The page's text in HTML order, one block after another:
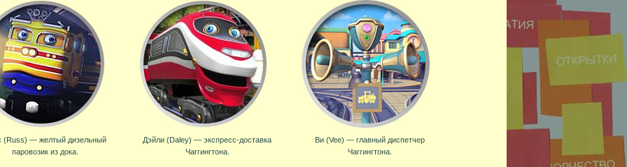
(Russ) — желтый дизельный
паровозик из дока.
Дэйли (Daley) — экспресс-доставка
Чаггингтона.
Ви (Vee) — главный диспетчер
Чаггингтона.